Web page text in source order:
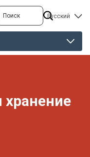
SELECT
YOUR
хранение